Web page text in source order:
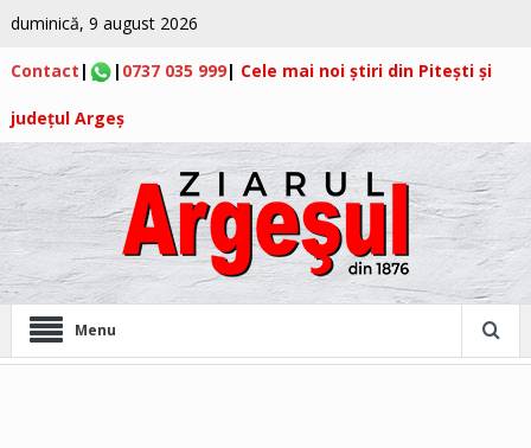
duminică, 9 august 2026
Contact | | 0737 035 999| Cele mai noi știri din Pitești și
județul Argeș
Menu